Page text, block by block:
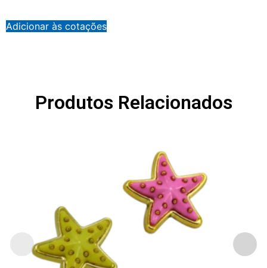
Adicionar às cotações
Produtos Relacionados